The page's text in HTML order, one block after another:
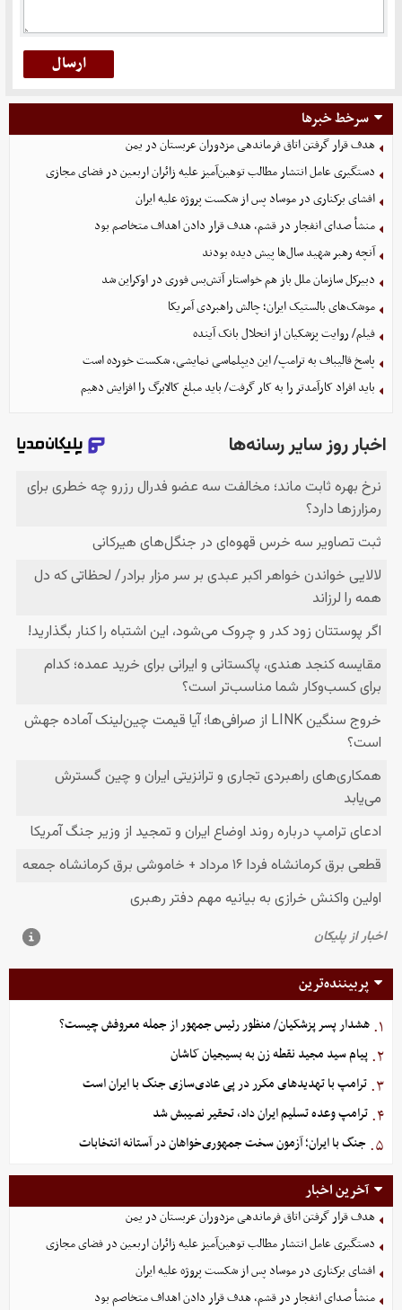
سرخط خبرها
هدف قرار گرفتن اتاق‌ فرماندهی مزدوران عربستان در یمن
دستگیری عامل انتشار مطالب توهین‌آمیز علیه زائران اربعین در فضای مجازی
افشای برکناری در موساد پس از شکست پروژه علیه ایران
منشأ صدای انفجار در قشم، هدف قرار دادن اهداف متخاصم بود
آنچه رهبر شهید سال‌ها پیش دیده بودند
دبیرکل سازمان ملل باز هم خواستار آتش‌بس فوری در اوکراین شد
موشک‌های بالستیک ایران؛ چالش راهبردی آمریکا
فیلم/ روایت پزشکیان از انحلال بانک آینده
پاسخ قالیباف به ترامپ/ این دیپلماسی نمایشی، شکست خورده است
باید افراد کارآمدتر را به کار گرفت/ باید مبلغ کالابرگ را افزایش دهیم
پربیننده‌ترین
۱. هشدار پسر پزشکیان/ منظور رئیس جمهور از جمله معروفش چیست؟
۲. پیام سید مجید نقطه زن به بسیجیان کاشان
۳. ترامپ با تهدیدهای مکرر در پی عادی‌سازی جنگ با ایران است
۴. ترامپ وعده تسلیم ایران داد، تحقیر نصیبش شد
۵. جنگ با ایران؛ آزمون سخت جمهوری‌خواهان در آستانه انتخابات
آخرین اخبار
هدف قرار گرفتن اتاق‌ فرماندهی مزدوران عربستان در یمن
دستگیری عامل انتشار مطالب توهین‌آمیز علیه زائران اربعین در فضای مجازی
افشای برکناری در موساد پس از شکست پروژه علیه ایران
منشأ صدای انفجار در قشم، هدف قرار دادن اهداف متخاصم بود